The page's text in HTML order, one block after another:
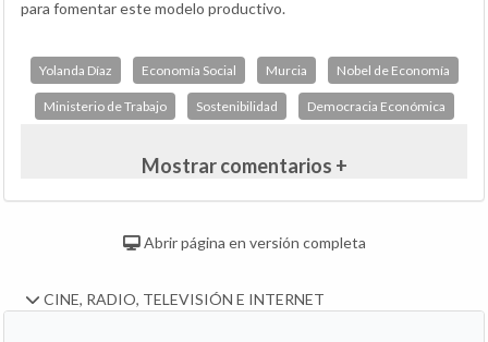
para fomentar este modelo productivo.
Yolanda Díaz Economía Social Murcia Nobel de Economía
Ministerio de Trabajo Sostenibilidad Democracia Económica
Mostrar comentarios +
Abrir página en versión completa
CINE, RADIO, TELEVISIÓN E INTERNET